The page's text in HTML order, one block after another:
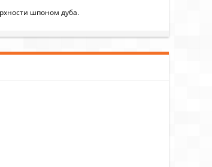
шпоном дуба.